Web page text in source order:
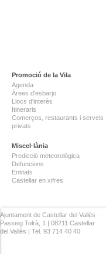
Promoció de la Vila
Agenda
Àrees d'esbarjo
Llocs d'interès
Itineraris
Comerços, restaurants i serveis
privats
Miscel·lània
Predicció meteorològica
Defuncions
Entitats
Castellar en xifres
Ajuntament de Castellar del Vallès ·
Passeig Tolrà, 1 | 08211 Castellar
del Vallès | Tel. 93 714 40 40